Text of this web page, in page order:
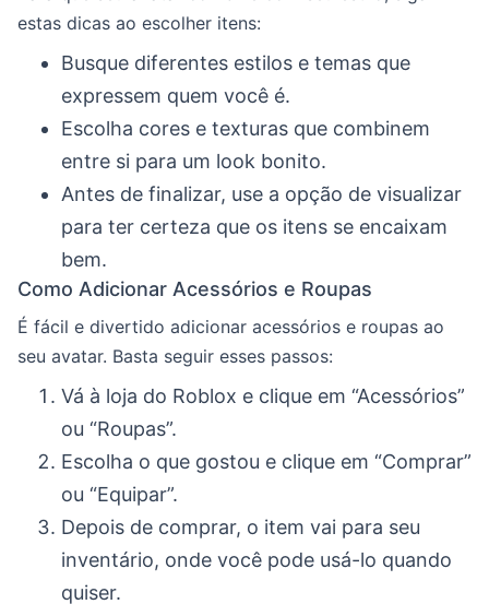
estas dicas ao escolher itens:
Busque diferentes estilos e temas que
expressem quem você é.
Escolha cores e texturas que combinem
entre si para um look bonito.
Antes de finalizar, use a opção de visualizar
para ter certeza que os itens se encaixam
bem.
Como Adicionar Acessórios e Roupas
É fácil e divertido adicionar acessórios e roupas ao
seu avatar. Basta seguir esses passos:
Vá à loja do Roblox e clique em “Acessórios”
ou “Roupas”.
Escolha o que gostou e clique em “Comprar”
ou “Equipar”.
Depois de comprar, o item vai para seu
inventário, onde você pode usá-lo quando
quiser.